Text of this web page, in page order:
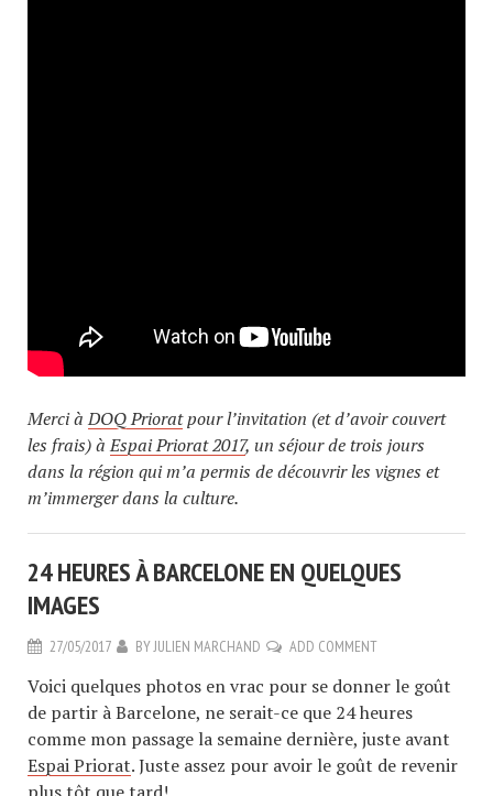
Merci àDOQ Prioratpour l’invitation (et d’avoir couvert
les frais) àEspai Priorat 2017, un séjour de trois jours
dans la région qui m’a permis de découvrir les vignes et
m’immerger dans la culture.
24 HEURES À BARCELONE EN QUELQUES
IMAGES
27/05/2017 BYJULIEN MARCHAND ADD COMMENT
Voici quelques photos en vrac pour se donner le goût
de partir à Barcelone, ne serait-ce que 24 heures
comme mon passage la semaine dernière, juste avant
Espai Priorat. Juste assez pour avoir le goût de revenir